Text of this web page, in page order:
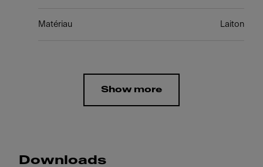
Matériau Laiton
Show more
Downloads